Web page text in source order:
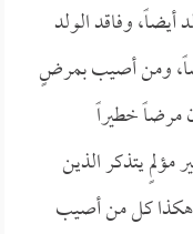
وفاقد الولد
ومن أصيب بمرضٍ
مرضاً خطيراً
يتذكر الذين
وهكذا كل من أصيب